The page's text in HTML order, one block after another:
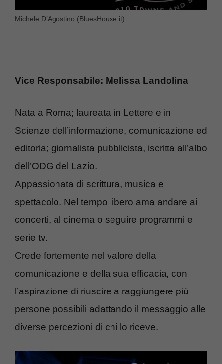
Michele D’Agostino (BluesHouse.it)
Vice Responsabile: Melissa Landolina
Nata a Roma; laureata in Lettere e in
Scienze dell’informazione, comunicazione ed
editoria; giornalista pubblicista, iscritta all’albo
dell’ODG del Lazio.
Appassionata di scrittura, musica e
spettacolo. Nel tempo libero ama andare ai
concerti, al cinema o seguire programmi e
serie tv.
Crede fortemente nel valore della
comunicazione e della sua efficacia, con
l’aspirazione di riuscire a raggiungere più
persone possibili adattando il messaggio alle
diverse percezioni di chi lo riceve.